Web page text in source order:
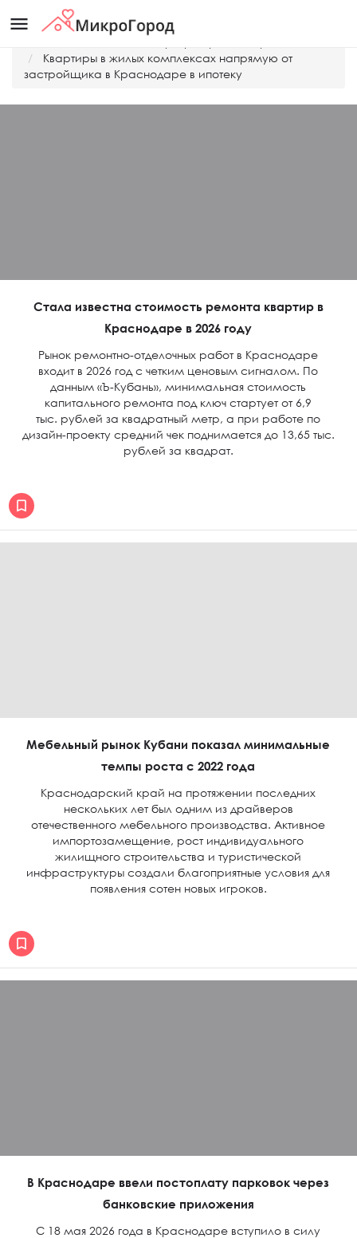
menu
Квартиры в жилых комплексах напрямую от
застройщика в Краснодаре в ипотеку
Стала известна стоимость ремонта квартир в
Краснодаре в 2026 году
Рынок ремонтно-отделочных работ в Краснодаре
входит в 2026 год с четким ценовым сигналом. По
данным «Ъ-Кубань», минимальная стоимость
капитального ремонта под ключ стартует от 6,9
тыс. рублей за квадратный метр, а при работе по
дизайн-проекту средний чек поднимается до 13,65 тыс.
рублей за квадрат.
Мебельный рынок Кубани показал минимальные
темпы роста с 2022 года
Краснодарский край на протяжении последних
нескольких лет был одним из драйверов
отечественного мебельного производства. Активное
импортозамещение, рост индивидуального
жилищного строительства и туристической
инфраструктуры создали благоприятные условия для
появления сотен новых игроков.
В Краснодаре ввели постоплату парковок через
банковские приложения
С 18 мая 2026 года в Краснодаре вступило в силу